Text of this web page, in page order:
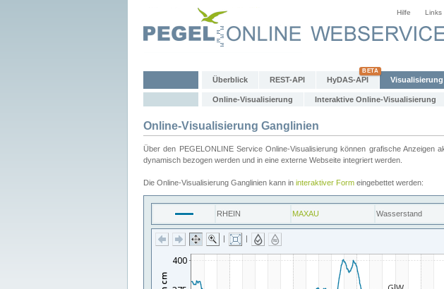
Hilfe Links
Überblick REST-API HyDAS-API Visualisierung
Online-Visualisierung Interaktive Online-Visualisierung
Online-Visualisierung Ganglinien
Über den PEGELONLINE Service Online-Visualisierung können grafische
dynamisch bezogen werden und in eine externe Webseite integriert werden.
Die Online-Visualisierung Ganglinien kann in interaktiver Form eingebettet werden: